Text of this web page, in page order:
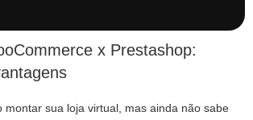
x Prestashop:
montar sua loja virtual, mas ainda não sabe